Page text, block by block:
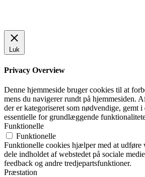
Luk
Privacy Overview
Denne hjemmeside bruger cookies til at
mens du navigerer rundt på hjemmesiden.
der er kategoriseret som nødvendige, gemt
essentielle for grundlæggende
Funktionelle
Funktionelle
Funktionelle cookies hjælper med at udføre
dele indholdet af webstedet på sociale
feedback og andre tredjepartsfunktioner.
Præstation